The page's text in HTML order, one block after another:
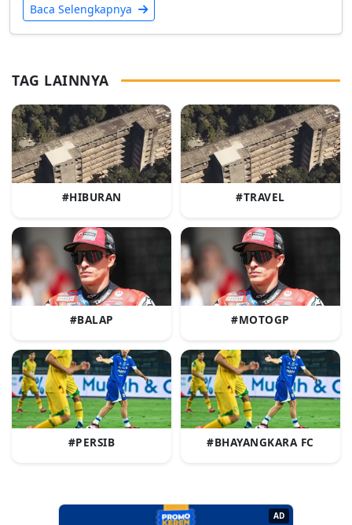
Baca Selengkapnya
TAG LAINNYA
#HIBURAN #TRAVEL
#BALAP #MOTOGP
#PERSIB #BHAYANGKARA FC
AD